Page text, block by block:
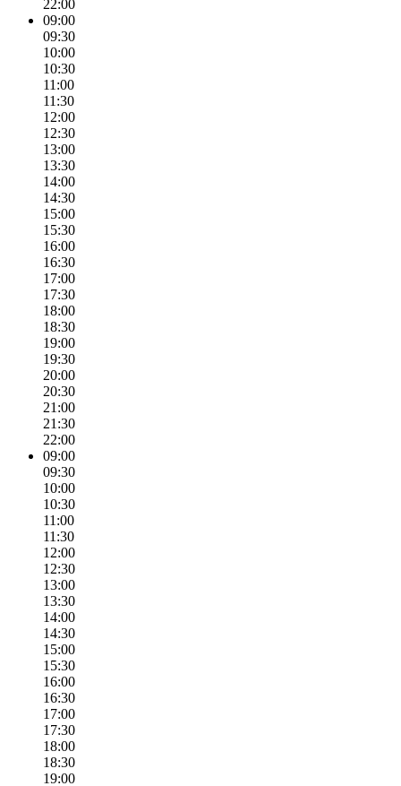
22:00
09:00
09:30
10:00
10:30
11:00
11:30
12:00
12:30
13:00
13:30
14:00
14:30
15:00
15:30
16:00
16:30
17:00
17:30
18:00
18:30
19:00
19:30
20:00
20:30
21:00
21:30
22:00
09:00
09:30
10:00
10:30
11:00
11:30
12:00
12:30
13:00
13:30
14:00
14:30
15:00
15:30
16:00
16:30
17:00
17:30
18:00
18:30
19:00